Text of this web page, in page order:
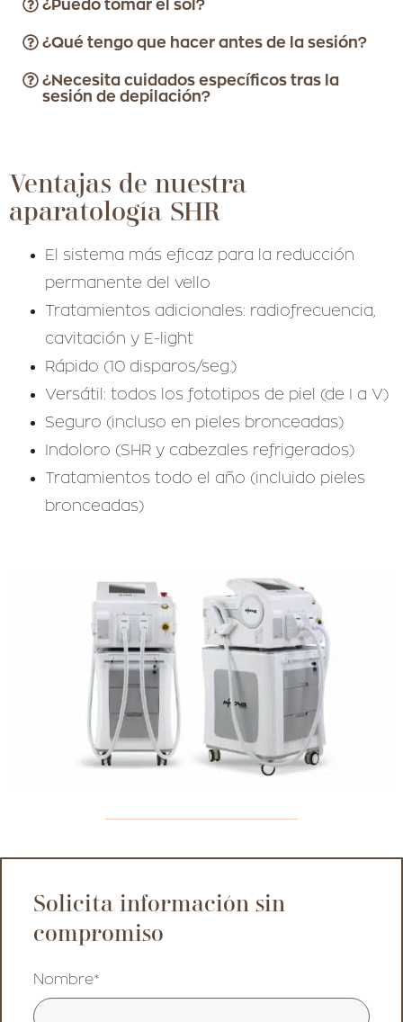
¿Puedo tomar el sol?
¿Qué tengo que hacer antes de la sesión?
¿Necesita cuidados específicos tras la
sesión de depilación?
Ventajas de nuestra
aparatología SHR
El sistema más eficaz para la reducción
permanente del vello
Tratamientos adicionales: radiofrecuencia,
cavitación y E-light
Rápido (10 disparos/seg.)
Versátil: todos los fototipos de piel (de I a V)
Seguro (incluso en pieles bronceadas)
Indoloro (SHR y cabezales refrigerados)
Tratamientos todo el año (incluido pieles
bronceadas)
Solicita información sin
compromiso
Nombre*